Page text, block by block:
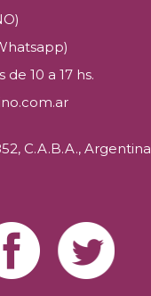
de 10 a 17 hs.
C.A.B.A., Argentina